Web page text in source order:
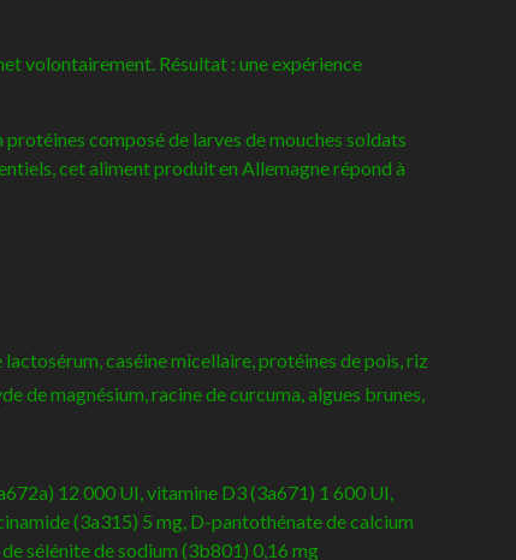
volontairement. Résultat : une expérience
composé de larves de mouches soldats
cet aliment produit en Allemagne répond à
caséine micellaire, protéines de pois, riz
de magnésium, racine de curcuma, algues brunes,
12 000 UI, vitamine D3 (3a671) 1 600 UI,
(3a315) 5 mg, D-pantothénate de calcium
sélénite de sodium (3b801) 0,16 mg